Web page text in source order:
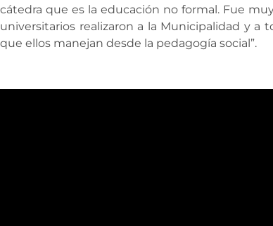
cátedra que es la educación no formal. Fue
universitarios realizaron a la Municipalidad y
que ellos manejan desde la pedagogía social”.